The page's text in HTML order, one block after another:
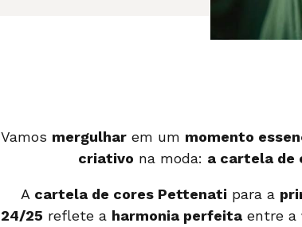
Vamos mergulhar em um momento
criativo na moda: a cartela de
A cartela de cores Pettenati para a
24/25 reflete a harmonia perfeita entre a